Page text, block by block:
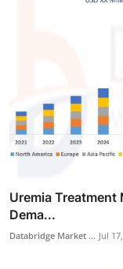
Uremia
Dema...
Databridge Market ... Jul